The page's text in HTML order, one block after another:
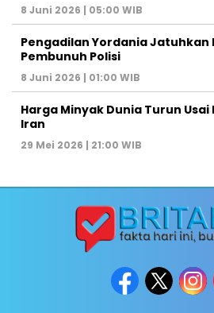
8 Juni 2026 | 05:00 WIB
Pengadilan Yordania Jatuhkan
Pembunuh Polisi
8 Juni 2026 | 01:00 WIB
Harga Minyak Dunia Turun
Iran
29 Mei 2026 | 21:00 WIB